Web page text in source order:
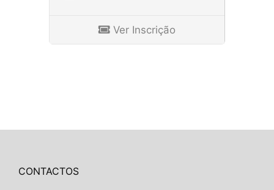
Ver Inscrição
CONTACTOS